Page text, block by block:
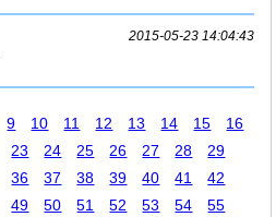
2015-05-23 14:04:43
9 10 11 12 13 14 15
16
23 24 25 26 27 28
29
36 37 38 39 40 41
42
49 50 51 52 53 54 55